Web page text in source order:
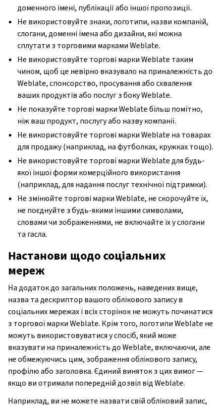
доменного імені, публікації або іншої пропозиції.
Не використовуйте знаки, логотипи, назви компаній,
слогани, доменні імена або дизайни, які можна
сплутати з торговими марками Weblate.
Не використовуйте торгові марки Weblate таким
чином, щоб це невірно вказувало на приналежність до
Weblate, спонсорство, просування або схвалення
ваших продуктів або послуг з боку Weblate.
Не показуйте торгові марки Weblate більш помітно,
ніж ваш продукт, послугу або назву компанії.
Не використовуйте торгові марки Weblate на товарах
для продажу (наприклад, на футболках, кружках тощо).
Не використовуйте торгові марки Weblate для будь-
якої іншої форми комерційного використання
(наприклад, для надання послуг технічної підтримки).
Не змінюйте торгові марки Weblate, не скорочуйте їх,
не поєднуйте з будь-якими іншими символами,
словами чи зображеннями, не включайте їх у слогани
та гасла.
Настанови щодо соціальних
мереж
На додаток до загальних положень, наведених вище,
назва та дескриптор вашого облікового запису в
соціальних мережах і всіх сторінок не можуть починатися
з торгової марки Weblate. Крім того, логотипи Weblate не
можуть використовуватися у спосіб, який може
вказувати на приналежність до Weblate, включаючи, але
не обмежуючись цим, зображення облікового запису,
профілю або заголовка. Єдиний виняток з цих вимог —
якщо ви отримали попередній дозвіл від Weblate.
Наприклад, ви не можете назвати свій обліковий запис,